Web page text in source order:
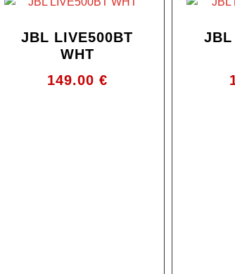
JBL LIVE500BT
WHT
149.00 €
JBL